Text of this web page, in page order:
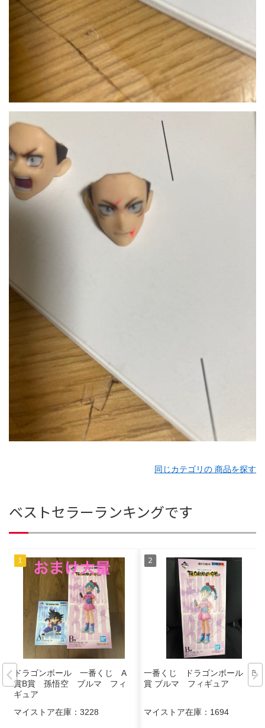
同じカテゴリの 商品を探す
ベストセラーランキングです
ドラゴンボール 一番くじ A
賞B賞 孫悟空 ブルマ フィ
ギュア
マイストア在庫： 3228
一番くじ ドラゴンボール B
賞 ブルマ フィギュア
マイストア在庫： 1694